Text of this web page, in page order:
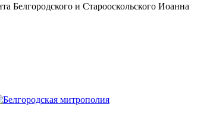
Белгородского и Старооскольского Иоанна